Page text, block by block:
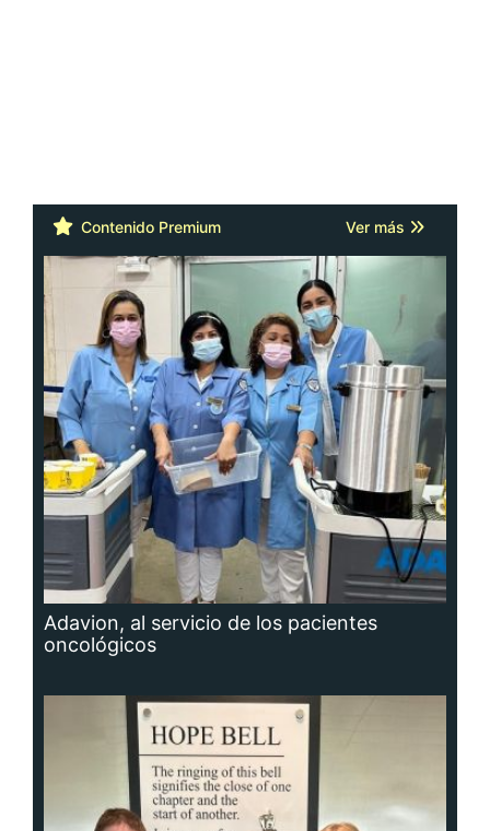
Contenido Premium Ver más
Adavion, al servicio de los pacientes
oncológicos